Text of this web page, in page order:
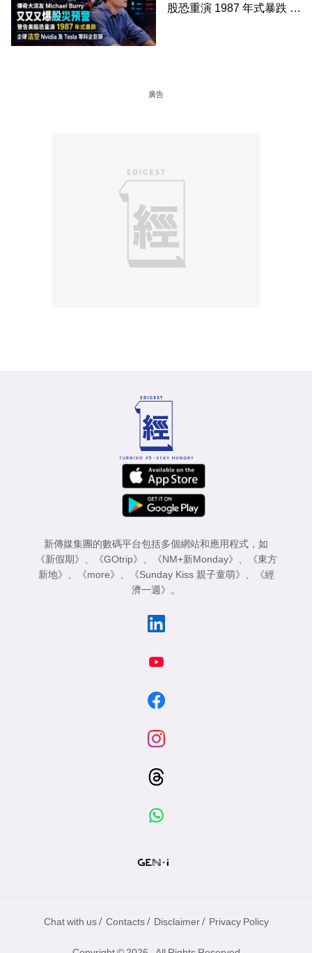
股恐重演 1987 年式暴跌 企
廣告
新傳媒集團的數碼平台包括多個網站和應用程式，如
《新假期》
《GOtrip》 《NM+新Monday》
《東方
新地》
《more》 《Sunday Kiss 親子童萌》
《經
濟一週》
。
Chat with us / Contacts / Disclaimer / Privacy Policy